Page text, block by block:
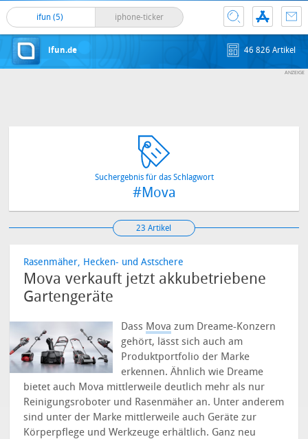
ifun (5) iphone-ticker
ifun.de 46 826 Artikel
Suchergebnis für das Schlagwort
#Mova
23 Artikel
Rasenmäher, Hecken- und Astschere
Mova verkauft jetzt akkubetriebene
Gartengeräte
Dass Mova zum Dreame-Konzern
gehört, lässt sich auch am
Produktportfolio der Marke
erkennen. Ähnlich wie Dreame
bietet auch Mova mittlerweile deutlich mehr als nur
Reinigungsroboter und Rasenmäher an. Unter anderem
sind unter der Marke mittlerweile auch Geräte zur
Körperpflege und Werkzeuge erhältlich. Ganz neu